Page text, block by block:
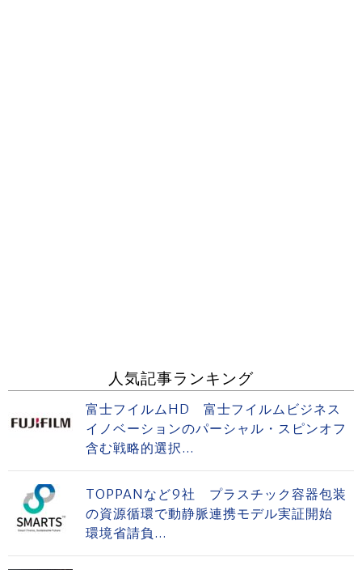
人気記事ランキング
富士フイルムHD 富士フイルムビジネス
イノベーションのパーシャル・スピンオフ
含む戦略的選択...
TOPPANなど9社 プラスチック容器包装
の資源循環で動静脈連携モデル実証開始
環境省請負...